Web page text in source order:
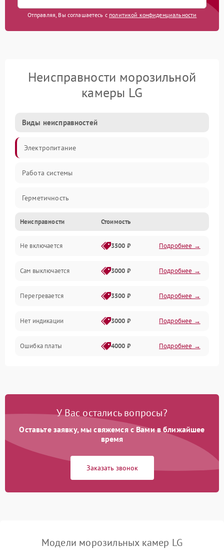
Отправляя, Вы соглашаетесь с политикой конфиденциальности
Неисправности морозильной
камеры LG
Виды неисправностей
Электропитание
Работа системы
Герметичность
Механика
Неисправности Стоимость
Не включается 3500 ₽ Подробнее →
Сам выключается 3000 ₽ Подробнее →
Перегревается 3500 ₽ Подробнее →
Нет индикации 3000 ₽ Подробнее →
Ошибка платы 4000 ₽ Подробнее →
У Вас остались вопросы?
Оставьте заявку, мы свяжемся с Вами в ближайшее
время
Заказать звонок
Модели морозильных камер LG